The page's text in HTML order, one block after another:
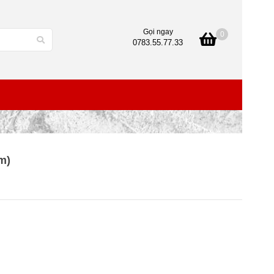
Gọi ngay
0783.55.77.33
0